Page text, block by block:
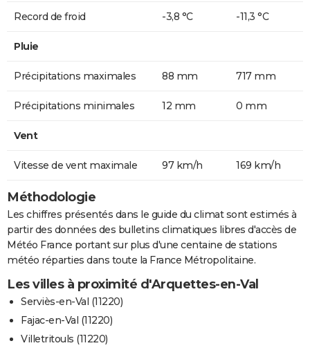
Record de froid -3,8 °C -11,3 °C
Pluie
Précipitations maximales 88 mm 717 mm
Précipitations minimales 12 mm 0 mm
Vent
Vitesse de vent maximale 97 km/h 169 km/h
Méthodologie
Les chiffres présentés dans le guide du climat sont estimés à
partir des données des bulletins climatiques libres d'accès de
Météo France portant sur plus d'une centaine de stations
météo réparties dans toute la France Métropolitaine.
Les villes à proximité d'Arquettes-en-Val
Serviès-en-Val (11220)
Fajac-en-Val (11220)
Villetritouls (11220)